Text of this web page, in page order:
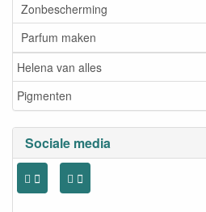
Zonbescherming
Parfum maken
Helena van alles
Pigmenten
Sociale media